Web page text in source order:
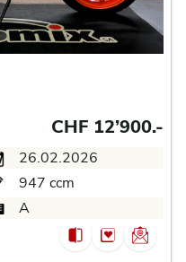
CHF 12’900.-
26.02.2026
947 ccm
A